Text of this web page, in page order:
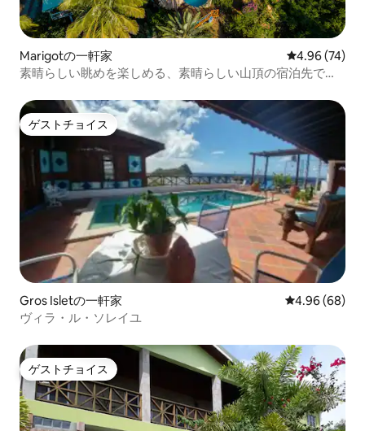
Marigotの一軒家 レビュー74
4.96 (74)
素晴らしい眺めを楽しめる、素晴らしい山頂の宿泊先で
ゲストチョイス
ゲストチョイス
Gros Isletの一軒家 レビュー68件
4.96 (68)
ヴィラ・ル・ソレイユ
ゲストチョイス
ゲストチョイス